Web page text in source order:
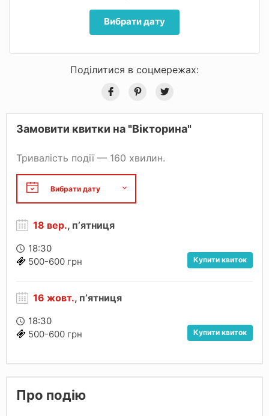
Вибрати дату
Поділитися в соцмережах:
Замовити квитки на "Вікторина"
Тривалість події — 160 хвилин.
18 вер., пʼятниця
18:30
500-600 грн
Купити квиток
16 жовт., пʼятниця
18:30
500-600 грн
Купити квиток
Про подію